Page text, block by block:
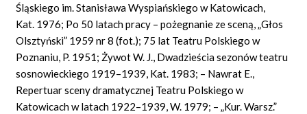
Śląskiego im. Stanisława Wyspiańskiego w Katowicach,
Kat. 1976; Po 50 latach pracy – pożegnanie ze sceną, „Głos
Olsztyński” 1959 nr 8 (fot.); 75 lat Teatru Polskiego w
Poznaniu, P. 1951; Żywot W. J., Dwadzieścia sezonów teatru
sosnowieckiego 1919–1939, Kat. 1983; – Nawrat E.,
Repertuar sceny dramatycznej Teatru Polskiego w
Katowicach w latach 1922–1939, W. 1979; – „Kur. Warsz.”